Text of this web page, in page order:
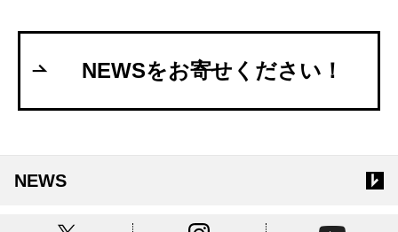
NEWSをお寄せください！
NEWS